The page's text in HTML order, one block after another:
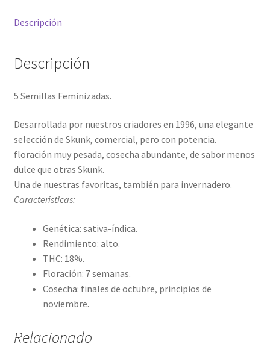
Descripción
Descripción
5 Semillas Feminizadas.
Desarrollada por nuestros criadores en 1996, una elegante
selección de Skunk, comercial, pero con potencia.
floración muy pesada, cosecha abundante, de sabor menos
dulce que otras Skunk.
Una de nuestras favoritas, también para invernadero.
Características:
Genética: sativa-índica.
Rendimiento: alto.
THC: 18%.
Floración: 7 semanas.
Cosecha: finales de octubre, principios de
noviembre.
Relacionado